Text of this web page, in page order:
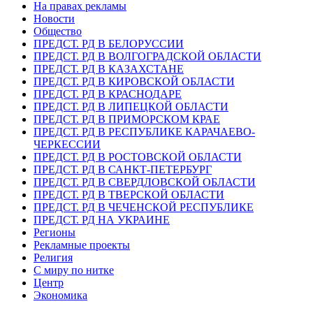
На правах рекламы
Новости
Общество
ПРЕДСТ. РД В БЕЛОРУССИИ
ПРЕДСТ. РД В ВОЛГОГРАДСКОЙ ОБЛАСТИ
ПРЕДСТ. РД В КАЗАХСТАНЕ
ПРЕДСТ. РД В КИРОВСКОЙ ОБЛАСТИ
ПРЕДСТ. РД В КРАСНОДАРЕ
ПРЕДСТ. РД В ЛИПЕЦКОЙ ОБЛАСТИ
ПРЕДСТ. РД В ПРИМОРСКОМ КРАЕ
ПРЕДСТ. РД В РЕСПУБЛИКЕ КАРАЧАЕВО-
ЧЕРКЕССИИ
ПРЕДСТ. РД В РОСТОВСКОЙ ОБЛАСТИ
ПРЕДСТ. РД В САНКТ-ПЕТЕРБУРГ
ПРЕДСТ. РД В СВЕРДЛОВСКОЙ ОБЛАСТИ
ПРЕДСТ. РД В ТВЕРСКОЙ ОБЛАСТИ
ПРЕДСТ. РД В ЧЕЧЕНСКОЙ РЕСПУБЛИКЕ
ПРЕДСТ. РД НА УКРАИНЕ
Регионы
Рекламные проекты
Религия
С миру по нитке
Центр
Экономика